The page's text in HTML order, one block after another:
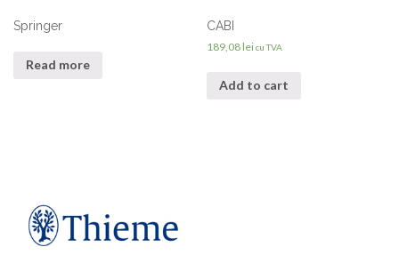
Springer
Read more
CABI
189,08 leicu TVA
Add to cart